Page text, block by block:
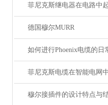
德国穆尔MURR